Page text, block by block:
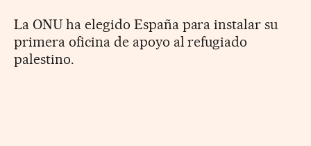
La ONU ha elegido España para instalar su
primera oficina de apoyo al refugiado
palestino.